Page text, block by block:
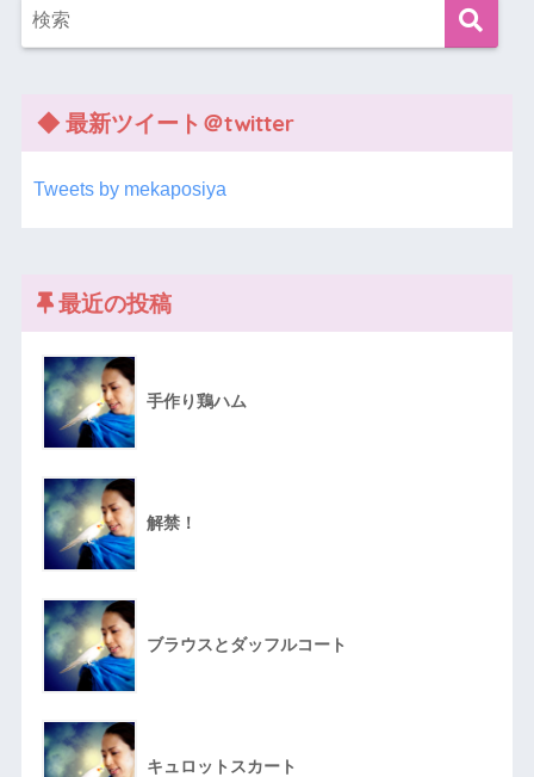
◆ 最新ツイート＠twitter
Tweets by mekaposiya
最近の投稿
手作り鶏ハム
解禁！
ブラウスとダッフルコート
キュロットスカート